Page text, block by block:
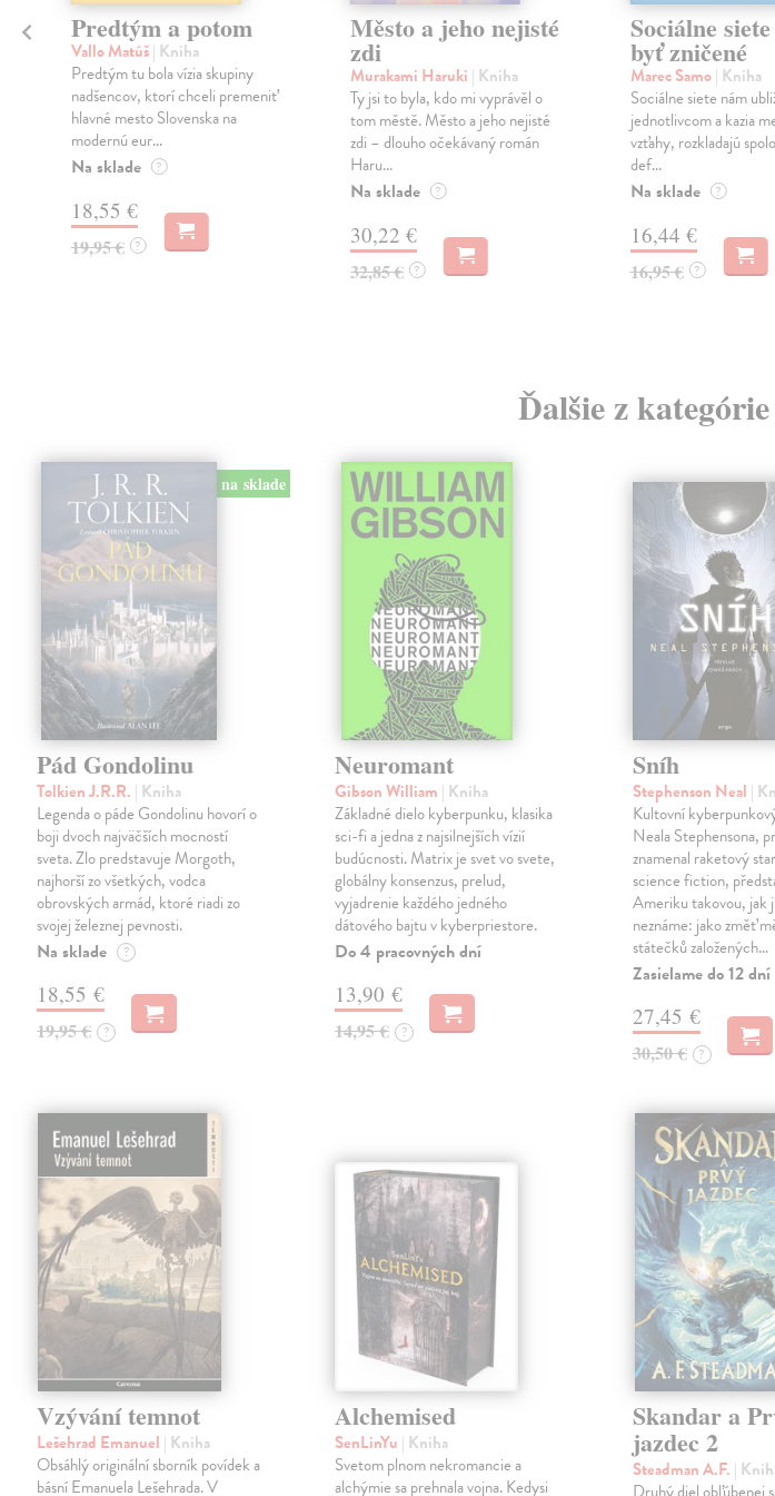
Predtým a potom
Vallo Matúš| Kniha
Predtým tu bola vízia skupiny
nadšencov, ktorí chceli premeniť
hlavné mesto Slovenska na
modernú eur...
Na sklade ?
18,55 €
19,95 € ?
Město a jeho nejisté
zdi
Murakami Haruki | Kniha
Ty jsi to byla, kdo mi vyprávěl o
tom městě. Město a jeho nejisté
zdi – dlouho očekávaný román
Haru...
Na sklade ?
30,22 €
32,85 € ?
Sociálne
byť zničené
Marec Samo| Kniha
Sociálne siete nám
jednotlivcom a kazia
vzťahy, rozkladajú
def...
Na sklade ?
16,44 €
16,95 € ?
Ďalšie z
na sklade
Pád Gondolinu
Tolkien J.R.R. | Kniha
Legenda o páde Gondolinu hovorí o
boji dvoch najväčších mocností
sveta. Zlo predstavuje Morgoth,
najhorší zo všetkých, vodca
obrovských armád, ktoré riadi zo
svojej železnej pevnosti.
Na sklade ?
18,55 €
19,95 € ?
Neuromant
Gibson William | Kniha
Základné dielo kyberpunku, klasika
sci-fi a jedna z najsilnejších vízií
budúcnosti. Matrix je svet vo svete,
globálny konsenzus, prelud,
vyjadrenie každého jedného
dátového bajtu v kyberpriestore.
Do 4 pracovných dní
13,90 €
14,95 € ?
Sníh
Stephenson Neal |
Kultovní
Neala Stephensona,
znamenal raketový
science fiction,
Ameriku takovou, jak
neznáme: jako změť
státečků založených…
Zasielame do 12 dní
27,45 €
30,50 € ?
Vzývání temnot
Lešehrad Emanuel | Kniha
Obsáhlý originální sborník povídek a
básní Emanuela Lešehrada. V
Alchemised
SenLinYu | Kniha
Svetom plnom nekromancie a
alchýmie sa prehnala vojna. Kedysi
Skandar a
jazdec 2
Steadman A.F. |